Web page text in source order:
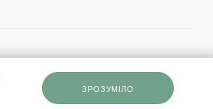
ЗРОЗУМІЛО